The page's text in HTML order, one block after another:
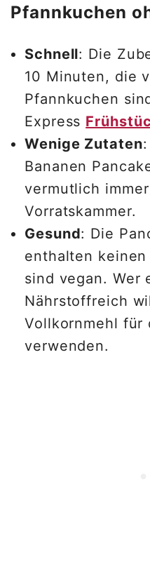
Pfannkuchen
Schnell: Die
10 Minuten, die
Pfannkuchen
Express
Wenige Zutaten
Bananen
vermutlich
Vorratskammer.
Gesund: Die
enthalten
sind vegan. Wer
Nährstoffreich
Vollkornmehl für
verwenden.